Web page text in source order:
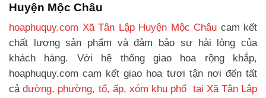
Huyện Mộc Châu
hoaphuquy.com Xã Tân Lập Huyện Mộc Châu cam kết
chất lượng sản phẩm và đảm bảo sự hài lòng của
khách hàng. Với hệ thống giao hoa rộng khắp,
hoaphuquy.com cam kết giao hoa tươi tận nơi đến tất
cảđường, phường, tổ, ấp, xóm khu phố tại Xã Tân Lập